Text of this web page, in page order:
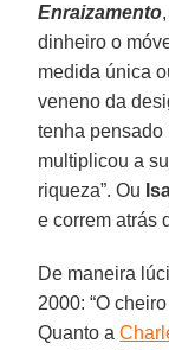
Enraizamento
dinheiro o
medida única
veneno da
tenha pensado
multiplicou a
riqueza”. Ou
e correm atrás
De maneira
2000: “O
Quanto a